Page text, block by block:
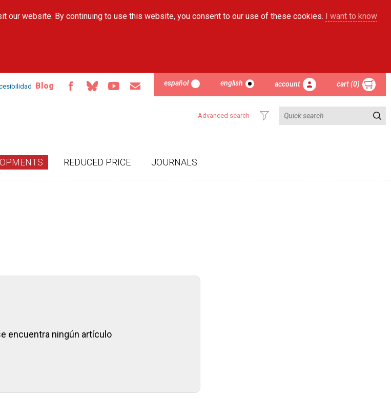
main
website. By continuing to use this website, you consent to our use of these cookies. I want to know
Blog español english account cart (0)
Advanced search
REDUCED PRICE JOURNALS
encuentra ningún artículo